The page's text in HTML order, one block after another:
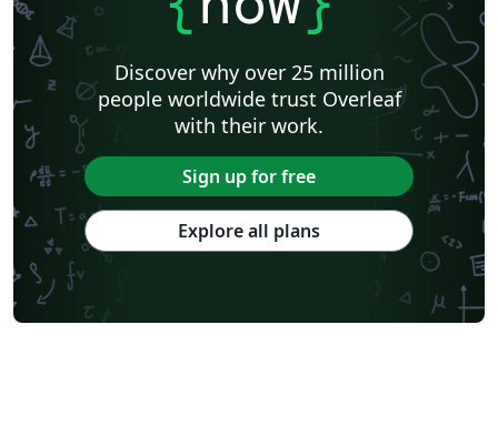
Discover why over 25 million
people worldwide trust Overleaf
with their work.
Sign up for free
Explore all plans